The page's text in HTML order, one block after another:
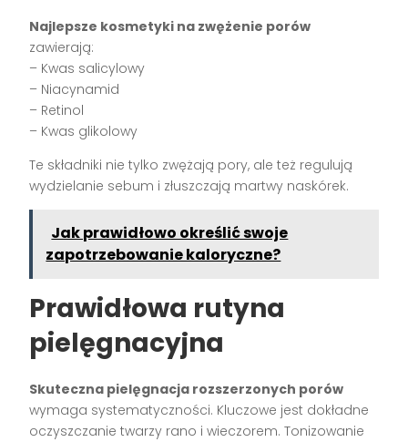
Najlepsze kosmetyki na zwężenie porów
zawierają:
– Kwas salicylowy
– Niacynamid
– Retinol
– Kwas glikolowy
Te składniki nie tylko zwężają pory, ale też regulują
wydzielanie sebum i złuszczają martwy naskórek.
Jak prawidłowo określić swoje
zapotrzebowanie kaloryczne?
Prawidłowa rutyna
pielęgnacyjna
Skuteczna pielęgnacja rozszerzonych porów
wymaga systematyczności. Kluczowe jest dokładne
oczyszczanie twarzy rano i wieczorem. Tonizowanie